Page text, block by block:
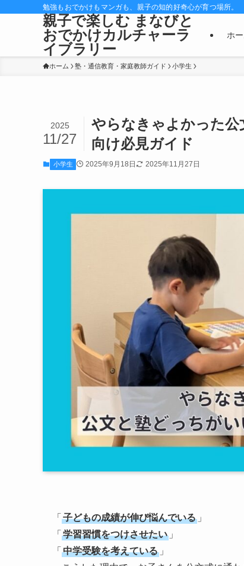
勉強もおでかけもマンガも、親子の知的好奇心が育つ場所。
親子で楽しむ まなびと
おでかけカルチャーラ
イブラリー
ホ
ホーム 塾・通信教育・家庭教師ガイド 小学生
やらなきゃよかった公
向け必見ガイド
2025
11/27
小学生 2025年9月18日 2025年11月27日
「 子どもの成績が伸び悩んでいる 」
「 学習習慣をつけさせたい 」
「 中学受験を考えている 」